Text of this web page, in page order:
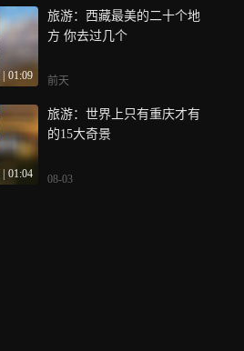
01:09
旅游：西藏最美的二十个地
方 你去过几个
前天
01:04
旅游：世界上只有重庆才有
的15大奇景
08-03